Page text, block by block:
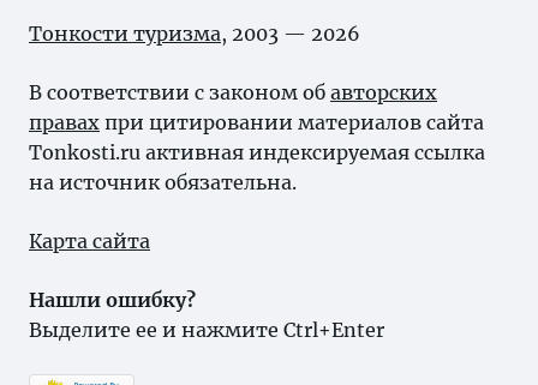
Тонкости туризма, 2003 — 2026
В соответствии с законом об авторских
правах при цитировании материалов сайта
Tonkosti.ru активная индексируемая ссылка
на источник обязательна.
Карта сайта
Нашли ошибку?
Выделите ее и нажмите Ctrl+Enter